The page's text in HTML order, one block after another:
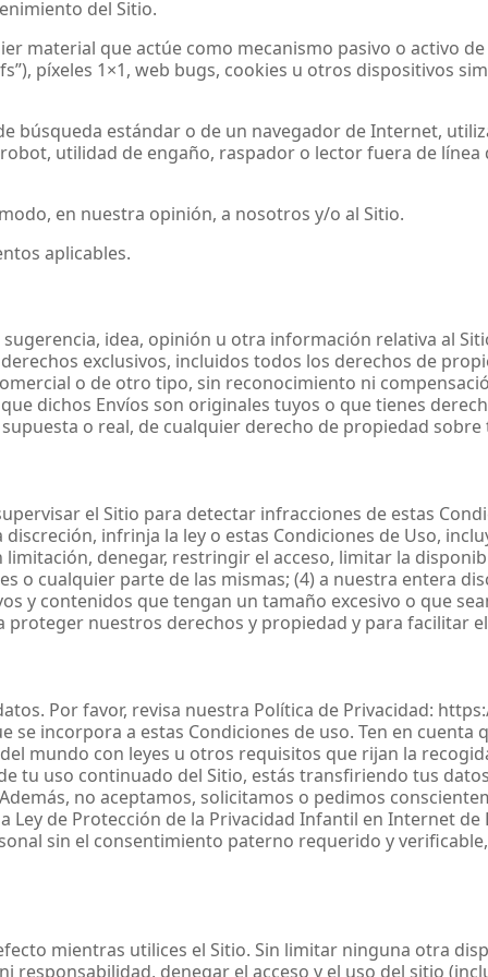
del Sitio.
material que actúe como mecanismo pasivo o activo
píxeles 1×1, web bugs, cookies u otros dispositivos
búsqueda estándar o de un navegador de Internet,
utilidad de engaño, raspador o lector fuera de
en nuestra opinión, a nosotros y/o al Sitio.
aplicables.
idea, opinión u otra información relativa al
exclusivos, incluidos todos los derechos de
o de otro tipo, sin reconocimiento ni
dichos Envíos son originales tuyos o que tienes
o real, de cualquier derecho de propiedad sobre
el Sitio para detectar infracciones de estas
infrinja la ley o estas Condiciones de Uso,
denegar, restringir el acceso, limitar la
o cualquier parte de las mismas; (4) a nuestra entera
y contenidos que tengan un tamaño excesivo o que
nuestros derechos y propiedad y para facilitar
Por favor, revisa nuestra Política de Privacidad:
incorpora a estas Condiciones de uso. Ten en cuenta
mundo con leyes u otros requisitos que rijan la
tu uso continuado del Sitio, estás transfiriendo tus
no aceptamos, solicitamos o pedimos
de Protección de la Privacidad Infantil en Internet
sin el consentimiento paterno requerido y
mientras utilices el Sitio. Sin limitar ninguna otra
responsabilidad, denegar el acceso y el uso del sitio